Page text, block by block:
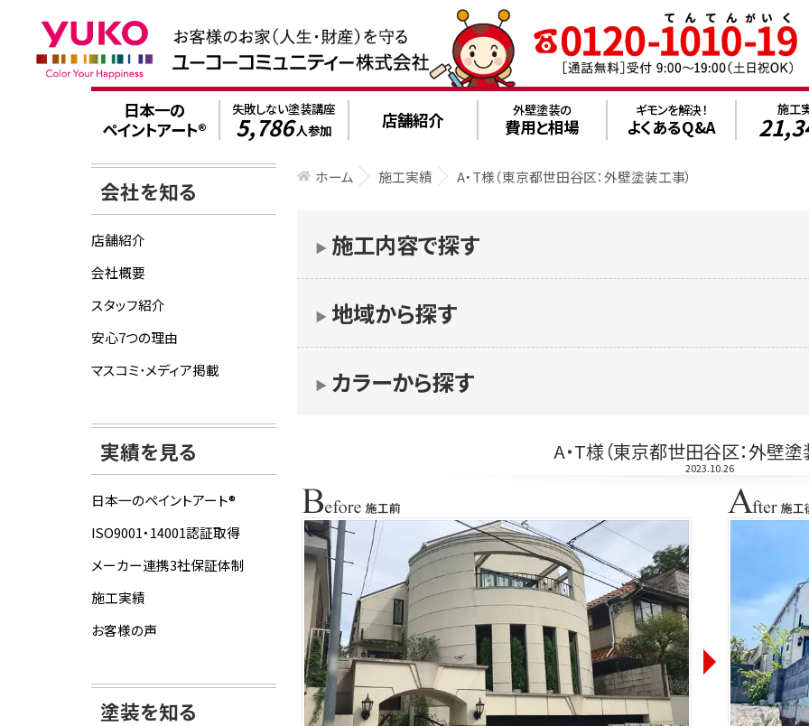
日本一の
ペイントアート®
失敗しない塗装講座
5,786人参加 店舗紹介 外壁塗装の
費用と相場
ギモンを解決！
よくあるQ&A
施工
ホーム 施工実績 A・T様（東京都世田谷区：外壁塗装工事）
▶︎ 施工内容で探す
▶︎ カラーから探す
▶︎ 地域から探す
A・T様（東京都世田谷区：外壁塗
2023.10.26
会社を知る
店舗紹介
会社概要
スタッフ紹介
安心7つの理由
マスコミ･メディア掲載
実績を見る
日本一のペイントアート®
ISO9001・14001認証取得
メーカー連携3社保証体制
施工実績
お客様の声
塗装を知る